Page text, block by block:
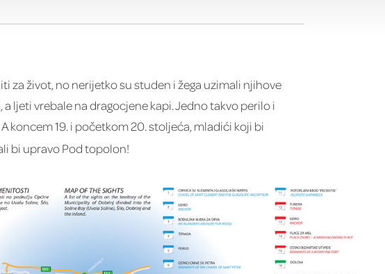
za život, no nerijetko su studen i žega uzimali njihove
ljeti vrebale na dragocjene kapi. Jedno takvo perilo i
koncem 19. i početkom 20. stoljeća, mladići koji bi
bi upravo Pod topolon!